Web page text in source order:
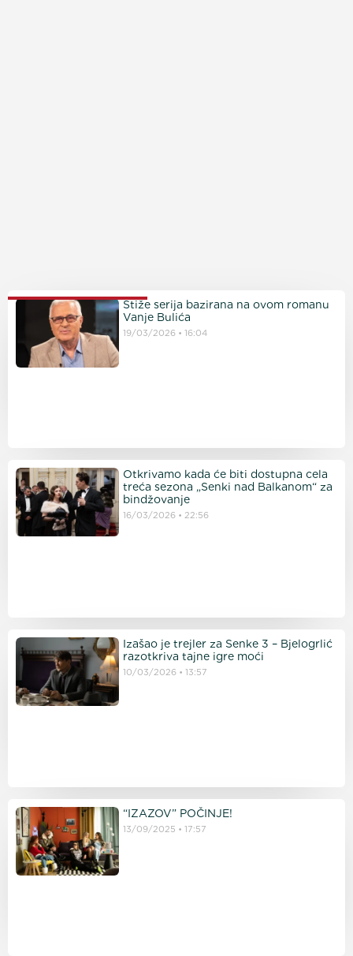
PROČITAJTE JOŠStiže serija bazirana na ovom romanu
Vanje Bulića
19/03/2026 16:04
Otkrivamo kada će biti dostupna cela
treća sezona „Senki nad Balkanom“ za
bindžovanje
16/03/2026 22:56
Izašao je trejler za Senke 3 – Bjelogrlić
razotkriva tajne igre moći
10/03/2026 13:57
“IZAZOV” POČINJE!
13/09/2025 17:57